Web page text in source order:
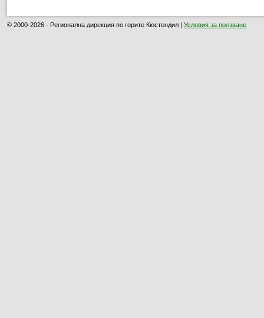
© 2000-2026 - Регионална дирекция по горите Кюстендил | Условия за ползване